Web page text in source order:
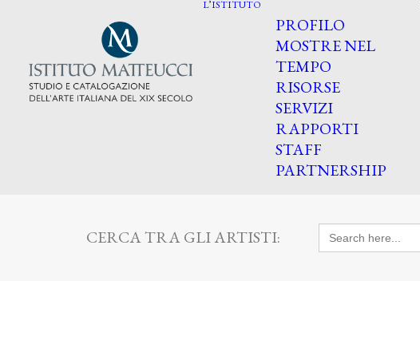
L’ISTITUTO
PROFILO
MOSTRE NEL
TEMPO
RISORSE
SERVIZI
RAPPORTI
STAFF
PARTNERSHIP
CERCA TRA GLI ARTISTI: Search
for: